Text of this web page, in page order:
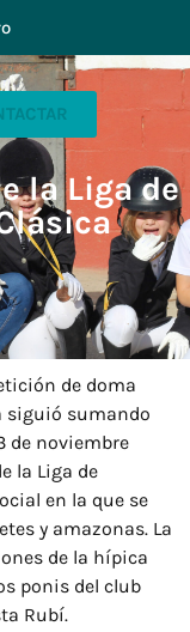
la Liga de
de doma
siguió sumando
de noviembre
la Liga de
en la que se
y amazonas. La
de la hípica
ponis del club
Rubí.